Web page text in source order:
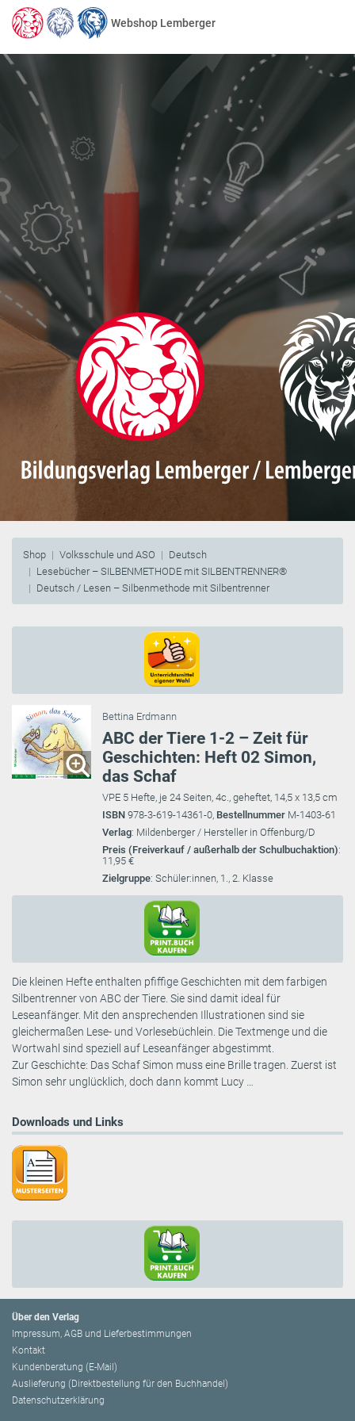
Webshop Lemberger
Shop Volksschule und ASO
Deutsch
Lesebücher – SILBENMETHODE mit SILBENTRENNER®
Deutsch / Lesen – Silbenmethode mit Silbentrenner
Bettina Erdmann
ABC der Tiere 1-2 – Zeit für
Geschichten: Heft 02 Simon,
das Schaf
VPE 5 Hefte, je 24 Seiten, 4c., geheftet, 14,5 x 13,5 cm
ISBN 978-3-619-14361-0, Bestellnummer M-1403-61
Verlag: Mildenberger / Hersteller in Offenburg/D
Preis (Freiverkauf / außerhalb der Schulbuchaktion):
11,95 €
Zielgruppe: Schüler:innen, 1., 2. Klasse
Die kleinen Hefte enthalten pfiffige Geschichten mit dem farbigen
Silbentrenner von ABC der Tiere. Sie sind damit ideal für
Leseanfänger. Mit den ansprechenden Illustrationen sind sie
gleichermaßen Lese- und Vorlesebüchlein. Die Textmenge und die
Wortwahl sind speziell auf Leseanfänger abgestimmt.
Zur Geschichte: Das Schaf Simon muss eine Brille tragen. Zuerst ist
Simon sehr unglücklich, doch dann kommt Lucy …
Downloads und Links
Über den Verlag
Impressum, AGB und Lieferbestimmungen
Kontakt
Kundenberatung (E-Mail)
Auslieferung (Direktbestellung für den Buchhandel)
Datenschutzerklärung